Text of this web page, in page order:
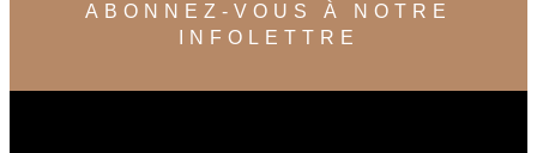
ABONNEZ-VOUS À NOTRE
INFOLETTRE